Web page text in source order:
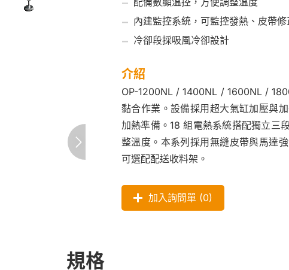
內建監控系統，可監控發熱、皮帶
冷卻段採吸風冷卻設計
介紹
OP-1200NL / 1400NL / 1600NL /
黏合作業。設備採用超大氣缸加壓與
加熱準備。18 組電熱系統搭配獨立三
整溫度。本系列採用無縫皮帶與馬達
可選配配送收料架。
加入詢問單 (0)
規格